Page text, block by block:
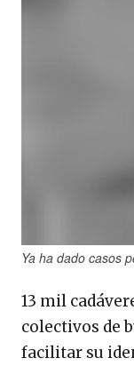
Ya ha dado casos
13 mil
colectivos de
facilitar su